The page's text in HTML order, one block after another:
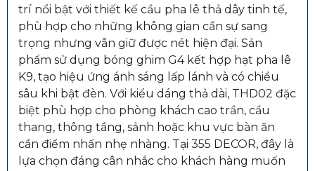
trí nổi bật với thiết kế cầu pha lê thả dây tinh tế,
phù hợp cho những không gian cần sự sang
trọng nhưng vẫn giữ được nét hiện đại. Sản
phẩm sử dụng bóng ghim G4 kết hợp hạt pha lê
K9, tạo hiệu ứng ánh sáng lấp lánh và có chiều
sâu khi bật đèn. Với kiểu dáng thả dài, THD02 đặc
biệt phù hợp cho phòng khách cao trần, cầu
thang, thông tầng, sảnh hoặc khu vực bàn ăn
cần điểm nhấn nhẹ nhàng. Tại 355 DECOR, đây là
lựa chọn đáng cân nhắc cho khách hàng muốn